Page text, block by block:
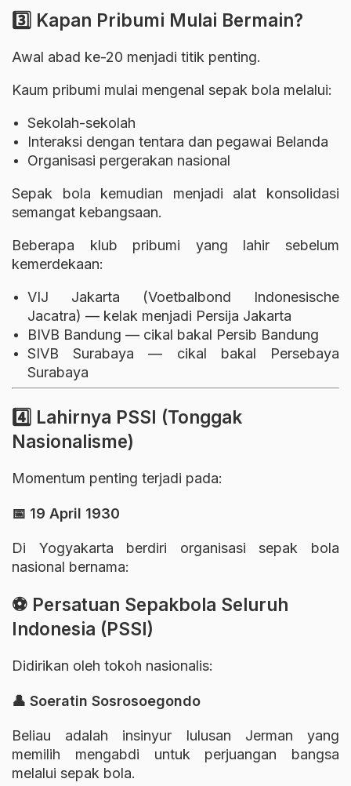
3️⃣ Kapan Pribumi Mulai Bermain?
Awal abad ke-20 menjadi titik penting.
Kaum pribumi mulai mengenal sepak bola melalui:
Sekolah-sekolah
Interaksi dengan tentara dan pegawai Belanda
Organisasi pergerakan nasional
Sepak bola kemudian menjadi alat konsolidasi
semangat kebangsaan.
Beberapa klub pribumi yang lahir sebelum
kemerdekaan:
VIJ Jakarta (Voetbalbond Indonesische
Jacatra) — kelak menjadi Persija Jakarta
BIVB Bandung — cikal bakal Persib Bandung
SIVB Surabaya — cikal bakal Persebaya
Surabaya
4️⃣ Lahirnya PSSI (Tonggak
Nasionalisme)
Momentum penting terjadi pada:
📅 19 April 1930
Di Yogyakarta berdiri organisasi sepak bola
nasional bernama:
⚽ Persatuan Sepakbola Seluruh
Indonesia (PSSI)
Didirikan oleh tokoh nasionalis:
👤 Soeratin Sosrosoegondo
Beliau adalah insinyur lulusan Jerman yang
memilih mengabdi untuk perjuangan bangsa
melalui sepak bola.